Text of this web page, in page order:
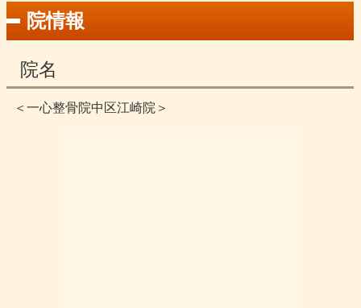
院情報
院名
＜一心整骨院中区江崎院＞